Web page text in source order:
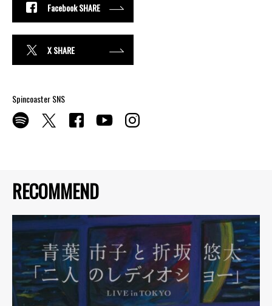
RECOMMEND
Facebook SHARE
X SHARE
Spincoaster SNS